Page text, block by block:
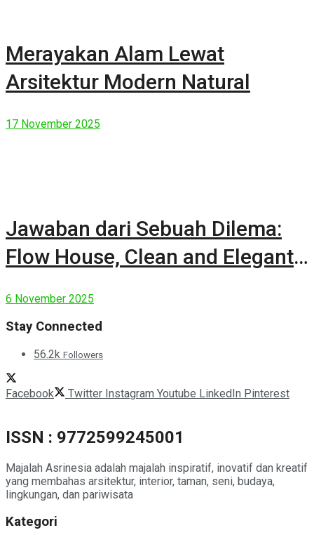
Merayakan Alam Lewat
Arsitektur Modern Natural
17 November 2025
Jawaban dari Sebuah Dilema:
Flow House, Clean and Elegant
6 November 2025
Stay Connected
56.2k Followers
Facebook Twitter Instagram Youtube LinkedIn Pinterest
ISSN : 9772599245001
Majalah Asrinesia adalah majalah inspiratif, inovatif dan kreatif
yang membahas arsitektur, interior, taman, seni, budaya,
lingkungan, dan pariwisata
Kategori